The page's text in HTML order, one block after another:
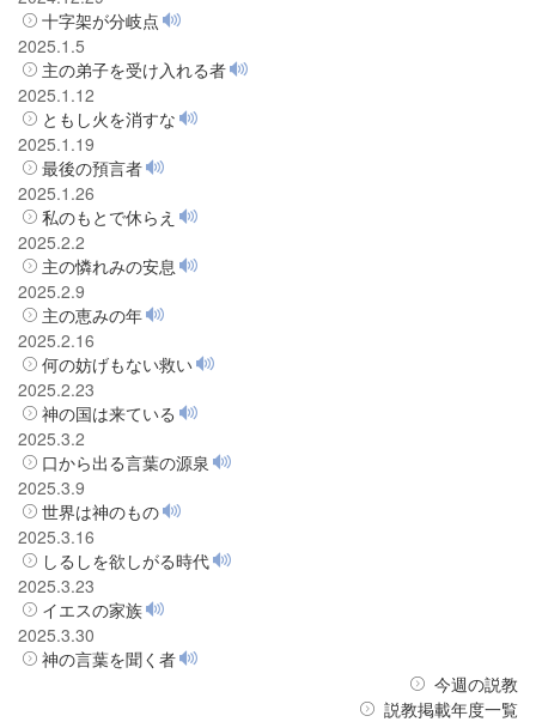
十字架が分岐点
2025.1.5
主の弟子を受け入れる者
2025.1.12
ともし火を消すな
2025.1.19
最後の預言者
2025.1.26
私のもとで休らえ
2025.2.2
主の憐れみの安息
2025.2.9
主の恵みの年
2025.2.16
何の妨げもない救い
2025.2.23
神の国は来ている
2025.3.2
口から出る言葉の源泉
2025.3.9
世界は神のもの
2025.3.16
しるしを欲しがる時代
2025.3.23
イエスの家族
2025.3.30
神の言葉を聞く者
今週の説教
説教掲載年度一覧